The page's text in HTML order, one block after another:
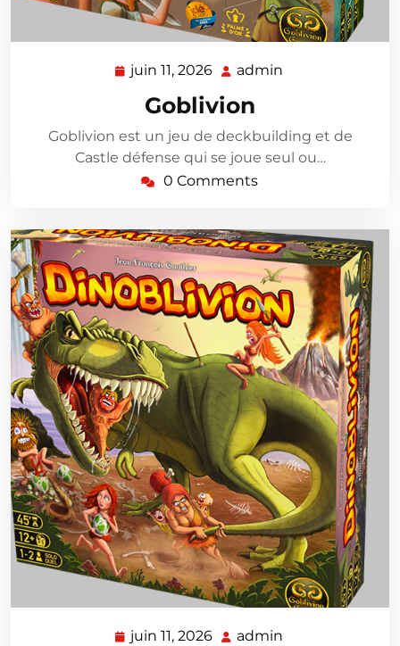
juin 11, 2026 juin
11,
2026
admin
Goblivion
Goblivion est un jeu de deckbuilding et de
Castle défense qui se joue seul ou…
0 Comments
juin 11, 2026 juinadmin